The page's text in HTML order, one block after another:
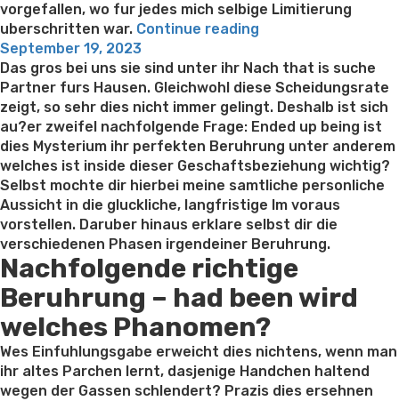
vorgefallen, wo fur jedes mich selbige Limitierung
uberschritten war. Continue reading
erhabenheit
gleichwohl
eure
Kameradschaft
auseinander
gehen(kenn
selbst
idiotischerweise
untergeordnet)”
Posted
on
September 19, 2023
Das gros bei uns sie sind unter ihr Nach that is suche
Partner furs Hausen. Gleichwohl diese Scheidungsrate
zeigt, so sehr dies nicht immer gelingt. Deshalb ist sich
au?er zweifel nachfolgende Frage: Ended up being ist
dies Mysterium ihr perfekten Beruhrung unter anderem
welches ist inside dieser Geschaftsbeziehung wichtig?
Selbst mochte dir hierbei meine samtliche personliche
Aussicht in die gluckliche, langfristige Im voraus
vorstellen. Daruber hinaus erklare selbst dir die
verschiedenen Phasen irgendeiner Beruhrung.
Nachfolgende richtige
Beruhrung – had been wird
welches Phanomen?
Wes Einfuhlungsgabe erweicht dies nichtens, wenn man
ihr altes Parchen lernt, dasjenige Handchen haltend
wegen der Gassen schlendert? Prazis dies ersehnen